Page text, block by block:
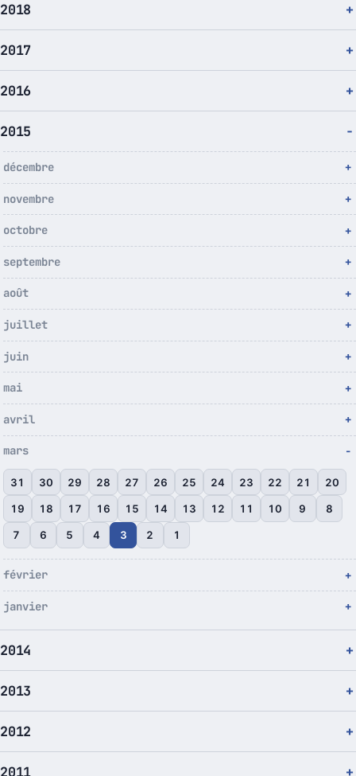
2018
2017
2016
2015
décembre
novembre
octobre
septembre
août
juillet
juin
mai
avril
mars
31 30 29 28 27 26 25 24 23 22 21 20
19 18 17 16 15 14 13 12 11 10 9 8
7 6 5 4 3 2 1
février
janvier
2014
2013
2012
2011